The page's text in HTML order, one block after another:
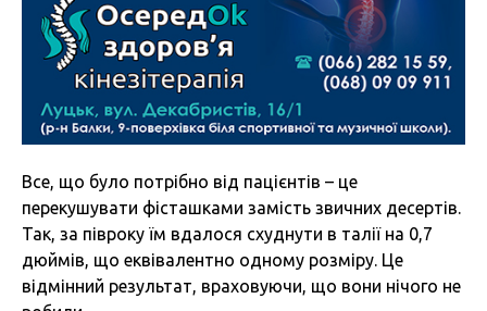
Все, що було потрібно від пацієнтів – це
перекушувати фісташками замість звичних десертів.
Так, за півроку їм вдалося схуднути в талії на 0,7
дюймів, що еквівалентно одному розміру. Це
відмінний результат, враховуючи, що вони нічого не